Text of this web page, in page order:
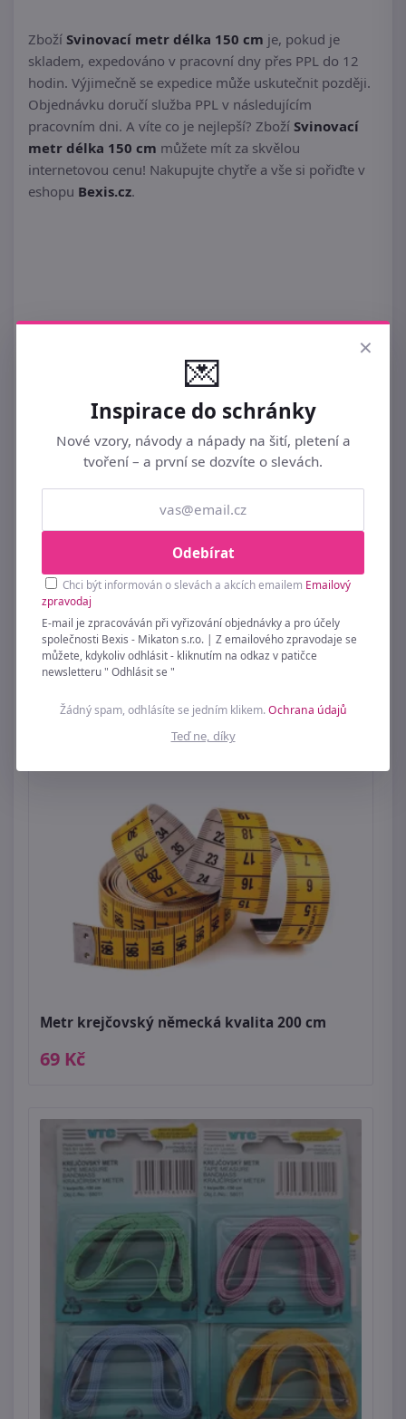
Zboží Svinovací metr délka 150 cm je, pokud je
skladem, expedováno v pracovní dny přes PPL do 12
hodin. Výjimečně se expedice může uskutečnit později.
Objednávku doručí služba PPL v následujícím
pracovním dni. A víte co je nejlepší? Zboží Svinovací
metr délka 150 cm můžete mít za skvělou
internetovou cenu! Nakupujte chytře a vše si pořiďte v
eshopu Bexis.cz.
KREJČOVSKÉ METRY
Saténový krejčovský metr
49 Kč
Metr krejčovský německá kvalita 200 cm
69 Kč
×
💌
Inspirace do schránky
Nové vzory, návody a nápady na šití, pletení a
tvoření – a první se dozvíte o slevách.
Odebírat
Chci být informován o slevách a akcích emailem Emailový
zpravodaj
E-mail je zpracováván při vyřizování objednávky a pro účely
společnosti Bexis - Mikaton s.r.o. | Z emailového zpravodaje se
můžete, kdykoliv odhlásit - kliknutím na odkaz v patičce
newsletteru " Odhlásit se "
Žádný spam, odhlásíte se jedním klikem.Ochrana údajů
Teď ne, díky